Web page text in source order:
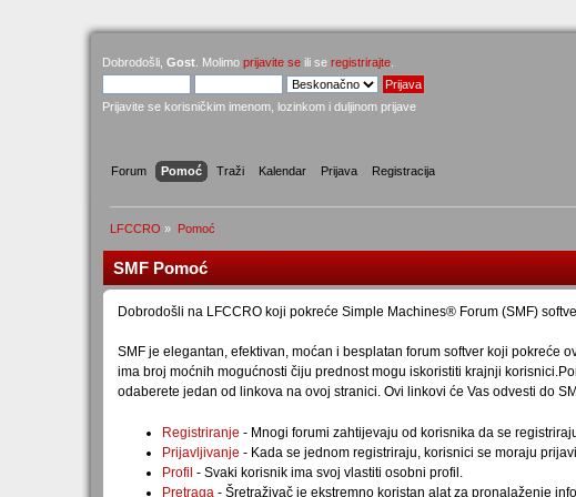
Dobrodošli,Gost . Molimoprijavite se ili seregistrirajte
Prijavite se korisničkim imenom, lozinkom i duljinom prijave
Forum Pomoć Traži Kalendar Prijava Registracija
LFCCRO » Pomoć
SMF Pomoć
Dobrodošli na LFCCRO koji pokreće Simple Machines® Forum (SMF)
SMF je elegantan, efektivan, moćan i besplatan forum softver koji pokreće
ima broj moćnih mogućnosti čiju prednost mogu iskoristiti krajnji
odaberete jedan od linkova na ovoj stranici. Ovi linkovi će Vas odvesti do
Registriranje - Mnogi forumi zahtijevaju od korisnika da se
Prijavljivanje - Kada se jednom registriraju, korisnici se moraju
Profil - Svaki korisnik ima svoj vlastiti osobni profil.
Pretraga- Šretraživač je ekstremno koristan alat za pronalaženje